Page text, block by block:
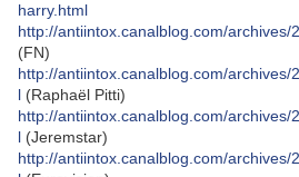
harry.html
http://antiintox.canalblog.com/archives/
(FN)
http://antiintox.canalblog.com/archives/
l (Raphaël Pitti)
http://antiintox.canalblog.com/archives/
l (Jeremstar)
http://antiintox.canalblog.com/archives/